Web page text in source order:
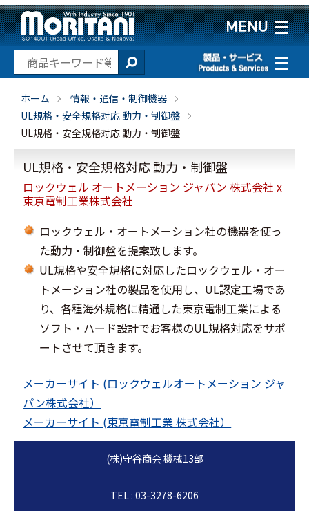
ホーム
情報・通信・制御機器
UL規格・安全規格対応 動力・制御盤
UL規格・安全規格対応 動力・制御盤
UL規格・安全規格対応 動力・制御盤
ロックウェル オートメーション ジャパン 株式会社 x
東京電制工業株式会社
ロックウェル・オートメーション社の機器を使っ
た動力・制御盤を提案致します。
UL規格や安全規格に対応したロックウェル・オー
トメーション社の製品を使用し、UL認定工場であ
り、各種海外規格に精通した東京電制工業による
ソフト・ハード設計でお客様のUL規格対応をサポ
ートさせて頂きます。
メーカーサイト (ロックウェルオートメーション ジャ
パン株式会社）
メーカーサイト (東京電制工業 株式会社）
TEL : 03-3278-6206